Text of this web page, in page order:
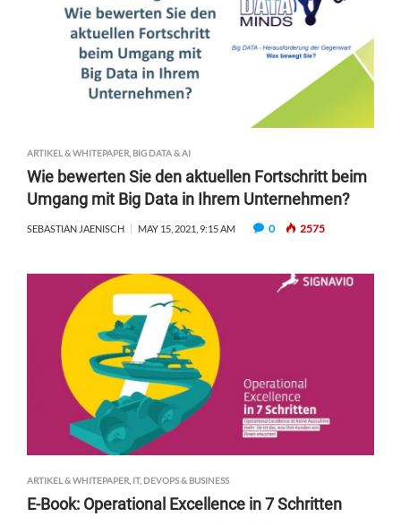
ARTIKEL & WHITEPAPER BIG DATA & AI
Wie bewerten Sie den aktuellen Fortschritt beim
Umgang mit Big Data in Ihrem Unternehmen?
SEBASTIAN JAENISCH MAY 15, 2021, 9:15 AM 0 2575
ARTIKEL & WHITEPAPER IT, DEVOPS & BUSINESS
E-Book: Operational Excellence in 7 Schritten